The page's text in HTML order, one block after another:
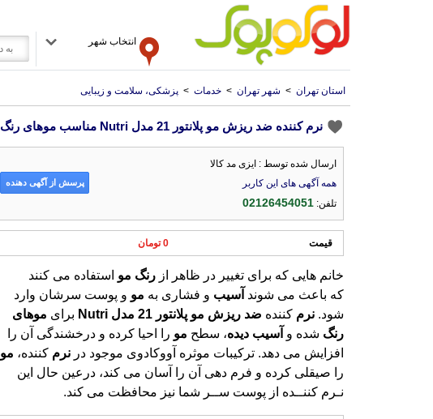
انتخاب شهر
استان تهران > شهر تهران > خدمات > پزشکی، سلامت و زیبایی
نرم کننده ضد ریزش مو پلانتور 21 مدل Nutri مناسب موهای رنگ شده و آسیب دیده حجم 150 میل
ارسال شده توسط : ایزی مد کالا
همه آگهی های این کاربر
تلفن:02126454051
پرسش از آگهی دهنده
قیمت 0 تومان
خانم هایی که برای تغییر در ظاهر از رنگ مو استفاده می کنند
که باعث می شوند آسیب و فشاری به مو و پوست سرشان وارد
شود. نرم کننده ضد ریزش مو پلانتور 21 مدل Nutri برای موهای
رنگ شده و آسیب دیده، سطح مو را احیا کرده و درخشندگی آن را
افزایش می دهد. ترکیبات موثره آووکادوی موجود در نرم کننده، مو
را صیقلی کرده و فرم دهی آن را آسان می کند، درعین حال این
نـرم کننــده از پوست ســر شما نیز محافظت می کند.